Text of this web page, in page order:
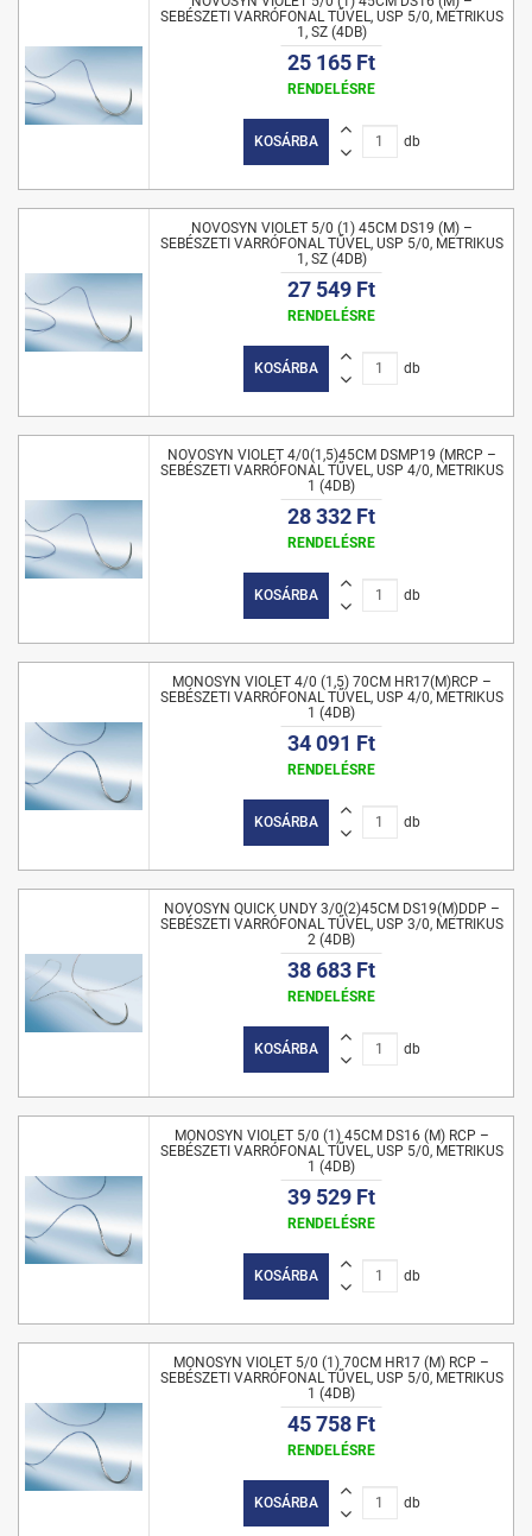
SEBÉSZETI VARRÓFONAL TŰVEL, USP 5/0, METRIKUS
1, SZ (4DB)
25 165 Ft
RENDELÉSRE
KOSÁRBA db
NOVOSYN VIOLET 5/0 (1) 45CM DS19 (M) –
SEBÉSZETI VARRÓFONAL TŰVEL, USP 5/0, METRIKUS
1, SZ (4DB)
27 549 Ft
RENDELÉSRE
KOSÁRBA db
NOVOSYN VIOLET 4/0(1,5)45CM DSMP19 (MRCP –
SEBÉSZETI VARRÓFONAL TŰVEL, USP 4/0, METRIKUS
1 (4DB)
28 332 Ft
RENDELÉSRE
KOSÁRBA db
MONOSYN VIOLET 4/0 (1,5) 70CM HR17(M)RCP –
SEBÉSZETI VARRÓFONAL TŰVEL, USP 4/0, METRIKUS
1 (4DB)
34 091 Ft
RENDELÉSRE
KOSÁRBA db
NOVOSYN QUICK UNDY 3/0(2)45CM DS19(M)DDP –
SEBÉSZETI VARRÓFONAL TŰVEL, USP 3/0, METRIKUS
2 (4DB)
38 683 Ft
RENDELÉSRE
KOSÁRBA db
MONOSYN VIOLET 5/0 (1) 45CM DS16 (M) RCP –
SEBÉSZETI VARRÓFONAL TŰVEL, USP 5/0, METRIKUS
1 (4DB)
39 529 Ft
RENDELÉSRE
KOSÁRBA db
MONOSYN VIOLET 5/0 (1) 70CM HR17 (M) RCP –
SEBÉSZETI VARRÓFONAL TŰVEL, USP 5/0, METRIKUS
1 (4DB)
45 758 Ft
RENDELÉSRE
KOSÁRBA db